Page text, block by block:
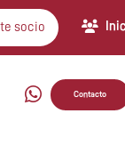
socio
Contacto